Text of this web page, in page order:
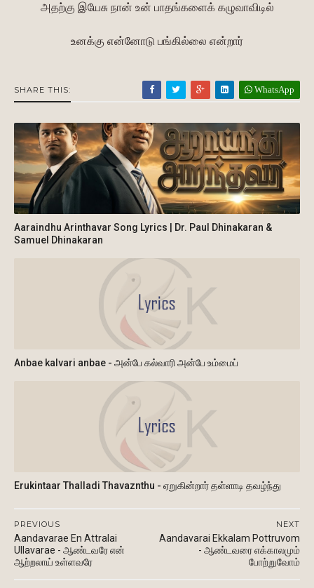
அதற்கு இயேசு நான் உன் பாதங்களைக் கழுவாவிடில்
உனக்கு என்னோடு பங்கில்லை என்றார்
SHARE THIS: WhatsApp
Aaraindhu Arinthavar Song Lyrics | Dr. Paul Dhinakaran &
Samuel Dhinakaran
Anbae kalvari anbae - அன்பே கல்வாரி அன்பே உம்மைப்
Erukintaar Thalladi Thavaznthu - ஏறுகின்றார் தள்ளாடி தவழ்ந்து
NEXT
Aandavarai Ekkalam Pottruvom
- ஆண்டவரை எக்காலமும்
போற்றுவோம்
PREVIOUS
Aandavarae En Attralai
Ullavarae - ஆண்டவரே என்
ஆற்றலாய் உள்ளவரே